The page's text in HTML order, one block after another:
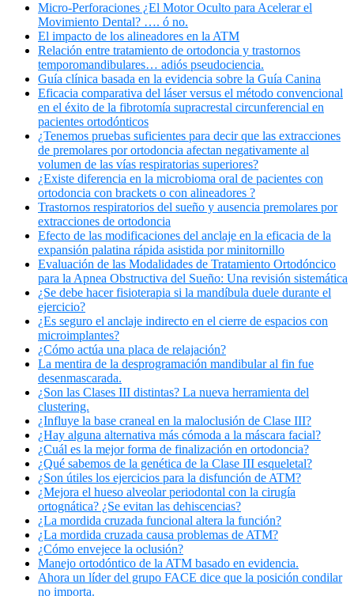
Micro-Perforaciones ¿El Motor Oculto para Acelerar el
Movimiento Dental? …. ó no.
El impacto de los alineadores en la ATM
Relación entre tratamiento de ortodoncia y trastornos
temporomandibulares… adiós pseudociencia.
Guía clínica basada en la evidencia sobre la Guía Canina
Eficacia comparativa del láser versus el método convencional
en el éxito de la fibrotomía supracrestal circunferencial en
pacientes ortodónticos
¿Tenemos pruebas suficientes para decir que las extracciones
de premolares por ortodoncia afectan negativamente al
volumen de las vías respiratorias superiores?
¿Existe diferencia en la microbioma oral de pacientes con
ortodoncia con brackets o con alineadores ?
Trastornos respiratorios del sueño y ausencia premolares por
extracciones de ortodoncia
Efecto de las modificaciones del anclaje en la eficacia de la
expansión palatina rápida asistida por minitornillo
Evaluación de las Modalidades de Tratamiento Ortodóncico
para la Apnea Obstructiva del Sueño: Una revisión sistemática
¿Se debe hacer fisioterapia si la mandíbula duele durante el
ejercicio?
¿Es seguro el anclaje indirecto en el cierre de espacios con
microimplantes?
¿Cómo actúa una placa de relajación?
La mentira de la desprogramación mandibular al fin fue
desenmascarada.
¿Son las Clases III distintas? La nueva herramienta del
clustering.
¿Influye la base craneal en la maloclusión de Clase III?
¿Hay alguna alternativa más cómoda a la máscara facial?
¿Cuál es la mejor forma de finalización en ortodoncia?
¿Qué sabemos de la genética de la Clase III esqueletal?
¿Son útiles los ejercicios para la disfunción de ATM?
¿Mejora el hueso alveolar periodontal con la cirugía
ortognática? ¿Se evitan las dehiscencias?
¿La mordida cruzada funcional altera la función?
¿La mordida cruzada causa problemas de ATM?
¿Cómo envejece la oclusión?
Manejo ortodóntico de la ATM basado en evidencia.
Ahora un líder del grupo FACE dice que la posición condilar
no importa.